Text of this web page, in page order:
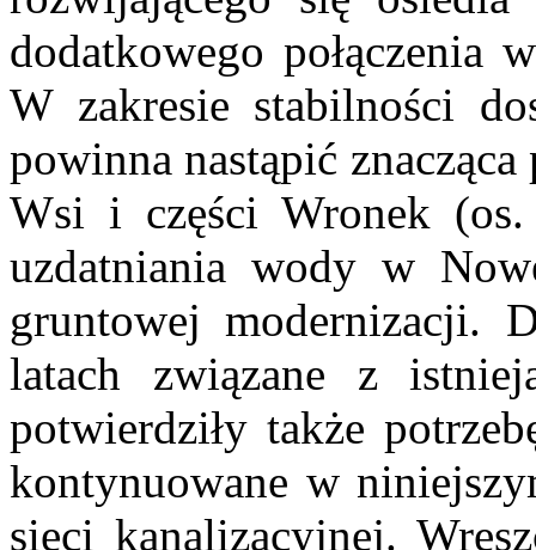
dodatkowego połączenia
W zakresie stabilności
powinna nastąpić
Wsi i części Wronek
uzdatniania wody w
gruntowej modernizacji.
latach związane z
potwierdziły także
kontynuowane w
sieci kanalizacyjnej.